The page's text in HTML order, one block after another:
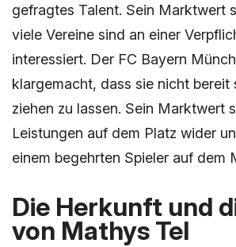
gefragtes Talent. Sein Marktwert
viele Vereine sind an einer
interessiert. Der FC Bayern
klargemacht, dass sie nicht bereit
ziehen zu lassen. Sein Marktwert
Leistungen auf dem Platz wider
einem begehrten Spieler auf dem
Die Herkunft und
von Mathys Tel